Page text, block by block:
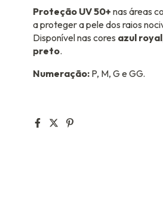
Proteção UV 50+ nas áreas
a proteger a pele dos raios
Disponível nas cores azul royal
preto.
Numeração:P, M, G e GG.